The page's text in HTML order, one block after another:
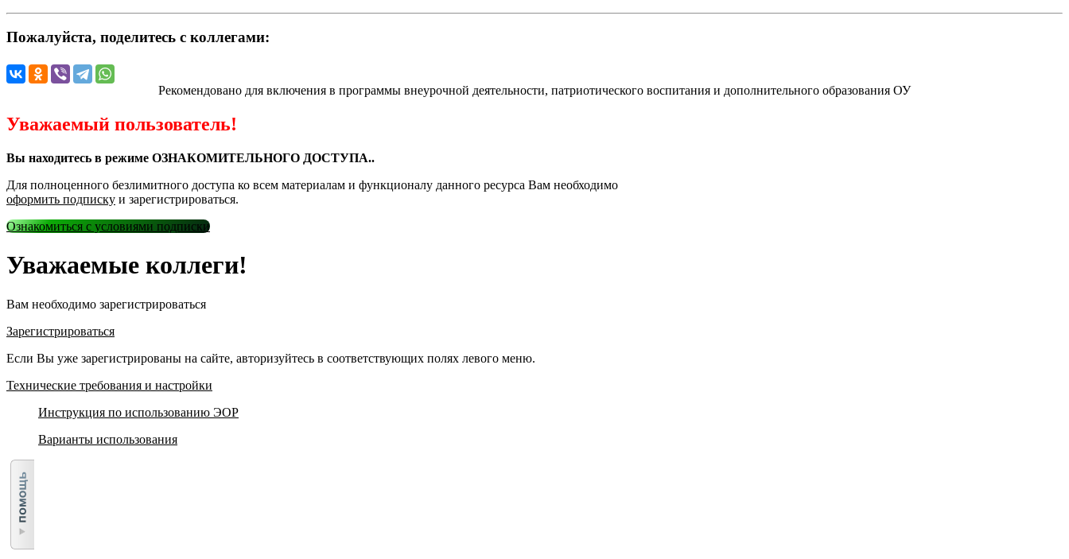
Пожалуйста, поделитесь с коллегами:
Рекомендовано для включения в программы внеурочной деятельности, патриотического воспитания и дополнительного образования ОУ
Уважаемый пользователь!
Вы находитесь в режиме ОЗНАКОМИТЕЛЬНОГО ДОСТУПА..
Для полноценного безлимитного доступа ко всем материалам и функционалу данного ресурса Вам необходимо
оформить подписку и зарегистрироваться.
Ознакомиться с условиями подписки
Уважаемые коллеги!
Вам необходимо зарегистрироваться
Зарегистрироваться
Если Вы уже зарегистрированы на сайте, авторизуйтесь в соответствующих полях левого меню.
Технические требования и настройки
Инструкция по использованию ЭОР
Варианты использования